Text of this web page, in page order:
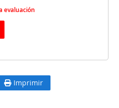
evaluación
Imprimir